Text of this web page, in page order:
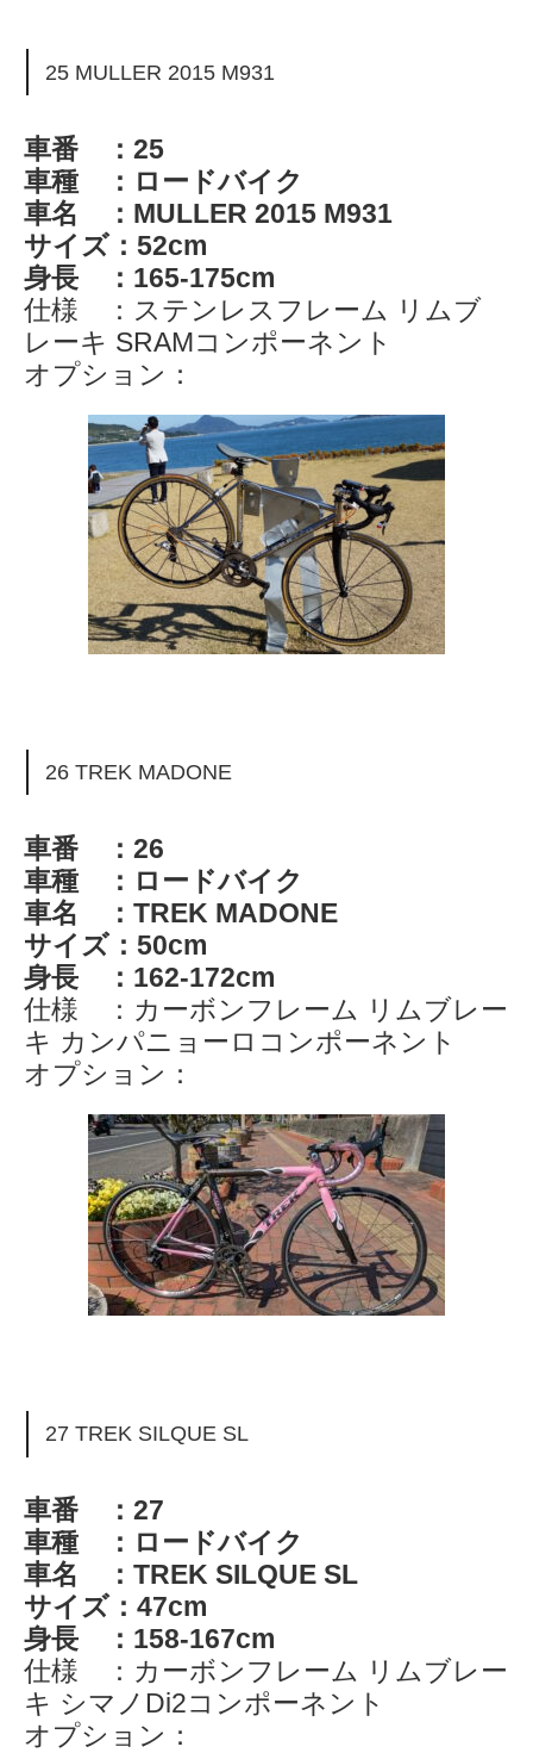
25 MULLER 2015 M931
車番 ：25
車種 ：ロードバイク
車名 ：MULLER 2015 M931
サイズ：52cm
身長 ：165-175cm
仕様 ：ステンレスフレーム リムブ
レーキ SRAMコンポーネント
オプション：
26 TREK MADONE
車番 ：26
車種 ：ロードバイク
車名 ：TREK MADONE
サイズ：50cm
身長 ：162-172cm
仕様 ：カーボンフレーム リムブレー
キ カンパニョーロコンポーネント
オプション：
27 TREK SILQUE SL
車番 ：27
車種 ：ロードバイク
車名 ：TREK SILQUE SL
サイズ：47cm
身長 ：158-167cm
仕様 ：カーボンフレーム リムブレー
キ シマノDi2コンポーネント
オプション：